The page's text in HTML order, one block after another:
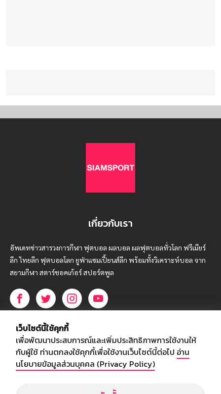
เกี่ยวกับเรา
อัพเดทข่าวสารวงการกีฬา ฟุตบอล ผลบอล ผลฟุตบอลทั่วโลก ฟรีเมียร์
ลีก ไทยลีก ฟุตบอลโลก ยูฟ่าแซมเปี้ยนส์ลีก พร้อมทั้งวิเคราะห์บอล จาก
สยามกีฬา สตาร์ชอคเก้อร์ สปอร์ตพูล
บริษัท สยามสปอร์ต ซินติเคท จำกัด (มหาชน)
เลขที่ 66/26 - 29 ซอยรามอินทรา 40
ถนนรามอินทรา แขวงนวลจันทร์
เขตบึงกุ่ม กรุงเทพฯ 10230
เว็บไซต์นี้ใช้คุกกี้
เพื่อพัฒนาประสบการณ์และเพิ่มประสิทธิภาพการใช้งานให้
กับผู้ใช้ ท่านตกลงใช้คุกกี้เพื่อใช้งานเว็บไซต์นี้ต่อไป อ่าน
นโยบายข้อมูลส่วนบุคคล (Privacy Policy)